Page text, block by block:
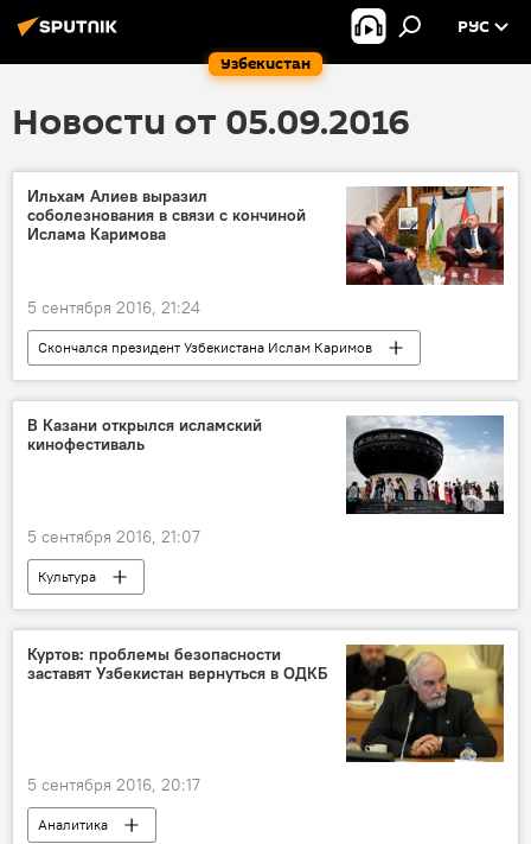
Узбекистан
РУС
Новости от 05.09.2016
Ильхам Алиев выразил
соболезнования в связи с кончиной
Ислама Каримова
5 сентября 2016, 21:24
Скончался президент Узбекистана Ислам Каримов
Политика
В Казани открылся исламский
кинофестиваль
5 сентября 2016, 21:07
Культура
Куртов: проблемы безопасности
заставят Узбекистан вернуться в ОДКБ
5 сентября 2016, 20:17
Аналитика